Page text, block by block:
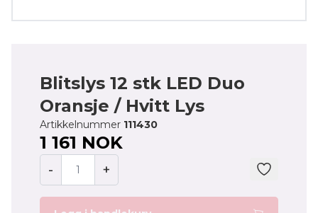
Blitslys 12 stk LED Duo
Oransje / Hvitt Lys
Artikkelnummer 111430
1 161 NOK
- +